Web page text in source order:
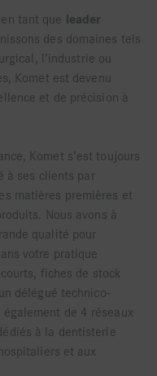
tant que
leader
des domaines tels
l’industrie ou
Komet est devenu
et de précision à
Komet s’est toujours
à ses clients par
matières premières et
Nous avons à
qualité pour
votre pratique
fiches de stock
délégué technico-
de 4 réseaux
à la dentisterie
et aux